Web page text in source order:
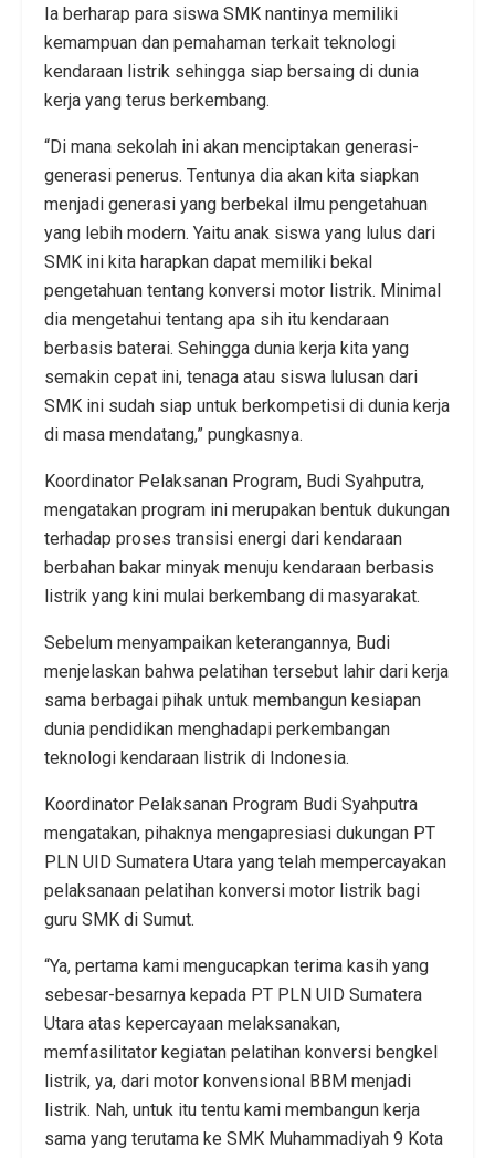
Ia berharap para siswa SMK nantinya memiliki
kemampuan dan pemahaman terkait teknologi
kendaraan listrik sehingga siap bersaing di dunia
kerja yang terus berkembang.
“Di mana sekolah ini akan menciptakan generasi-
generasi penerus. Tentunya dia akan kita siapkan
menjadi generasi yang berbekal ilmu pengetahuan
yang lebih modern. Yaitu anak siswa yang lulus dari
SMK ini kita harapkan dapat memiliki bekal
pengetahuan tentang konversi motor listrik. Minimal
dia mengetahui tentang apa sih itu kendaraan
berbasis baterai. Sehingga dunia kerja kita yang
semakin cepat ini, tenaga atau siswa lulusan dari
SMK ini sudah siap untuk berkompetisi di dunia kerja
di masa mendatang,” pungkasnya.
Koordinator Pelaksanan Program, Budi Syahputra,
mengatakan program ini merupakan bentuk dukungan
terhadap proses transisi energi dari kendaraan
berbahan bakar minyak menuju kendaraan berbasis
listrik yang kini mulai berkembang di masyarakat.
Sebelum menyampaikan keterangannya, Budi
menjelaskan bahwa pelatihan tersebut lahir dari kerja
sama berbagai pihak untuk membangun kesiapan
dunia pendidikan menghadapi perkembangan
teknologi kendaraan listrik di Indonesia.
Koordinator Pelaksanan Program Budi Syahputra
mengatakan, pihaknya mengapresiasi dukungan PT
PLN UID Sumatera Utara yang telah mempercayakan
pelaksanaan pelatihan konversi motor listrik bagi
guru SMK di Sumut.
“Ya, pertama kami mengucapkan terima kasih yang
sebesar-besarnya kepada PT PLN UID Sumatera
Utara atas kepercayaan melaksanakan,
memfasilitator kegiatan pelatihan konversi bengkel
listrik, ya, dari motor konvensional BBM menjadi
listrik. Nah, untuk itu tentu kami membangun kerja
sama yang terutama ke SMK Muhammadiyah 9 Kota